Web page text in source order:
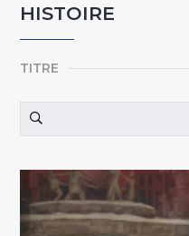
HISTOIRE
TITRE